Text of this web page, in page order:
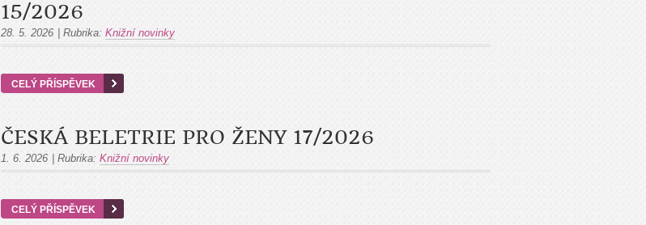
15/2026
28. 5. 2026 Rubrika: Knižní novinky
CELÝ PŘÍSPĚVEK
ČESKÁ BELETRIE PRO ŽENY 17/2026
1. 6. 2026 Rubrika: Knižní novinky
CELÝ PŘÍSPĚVEK